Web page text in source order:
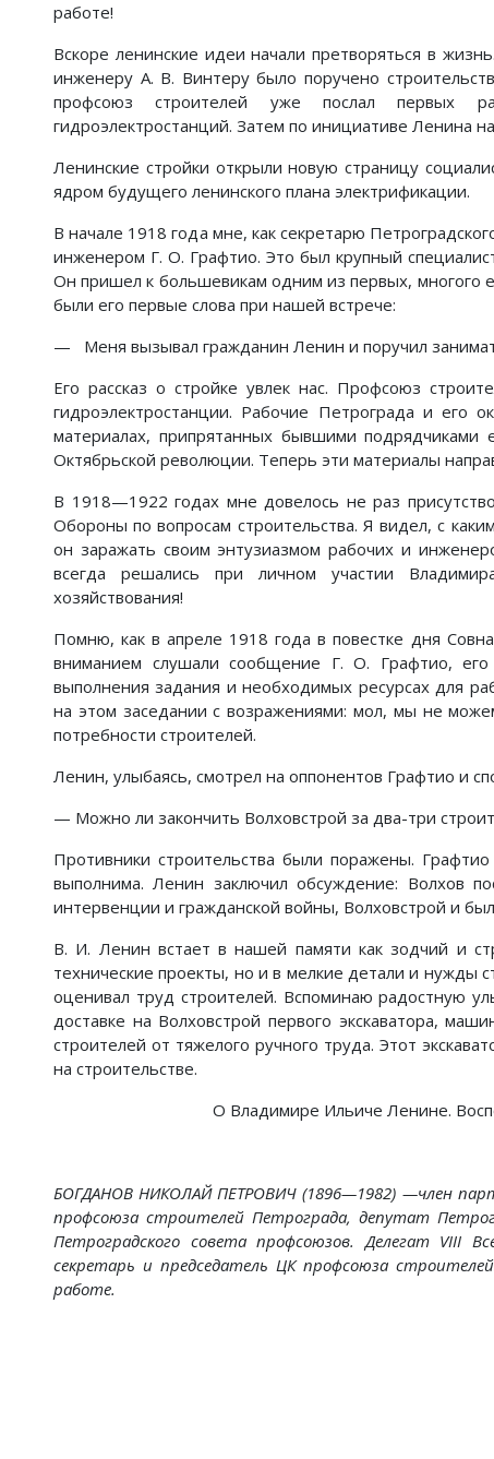
работе!
Вскоре ленинские идеи начали претворяться в
инженеру А. В. Винтеру было поручено
профсоюз строителей уже послал первых
гидроэлектростанций. Затем по инициативе Ленина
Ленинские стройки открыли новую страницу
ядром будущего ленинского плана электрификации.
В начале 1918 года мне, как секретарю
инженером Г. О. Графтио. Это был крупный
Он пришел к большевикам одним из первых,
были его первые слова при нашей встрече:
— Меня вызывал гражданин Ленин и поручил
Его рассказ о стройке увлек нас. Профсоюз
гидроэлектростанции. Рабочие Петрограда и его
материалах, припрятанных бывшими
Октябрьской революции. Теперь эти материалы
В 1918—1922 годах мне довелось не раз
Обороны по вопросам строительства. Я видел, с
он заражать своим энтузиазмом рабочих и
всегда решались при личном участии
хозяйствования!
Помню, как в апреле 1918 года в повестке дня
вниманием слушали сообщение Г. О. Графтио,
выполнения задания и необходимых ресурсах для
на этом заседании с возражениями: мол, мы не
потребности строителей.
Ленин, улыбаясь, смотрел на оппонентов Графтио и
— Можно ли закончить Волховстрой за два-три
Противники строительства были поражены.
выполнима. Ленин заключил обсуждение: Волхов
интервенции и гражданской войны, Волховстрой и
В. И. Ленин встает в нашей памяти как зодчий и
технические проекты, но и в мелкие детали и нужды
оценивал труд строителей. Вспоминаю радостную
доставке на Волховстрой первого экскаватора,
строителей от тяжелого ручного труда. Этот
на строительстве.
О Владимире Ильиче Ленине.
БОГДАНОВ НИКОЛАЙ ПЕТРОВИЧ (1896—1982) —член
профсоюза строителей Петрограда, депутат
Петроградского совета профсоюзов. Делегат VIII
секретарь и председатель ЦК профсоюза
работе.